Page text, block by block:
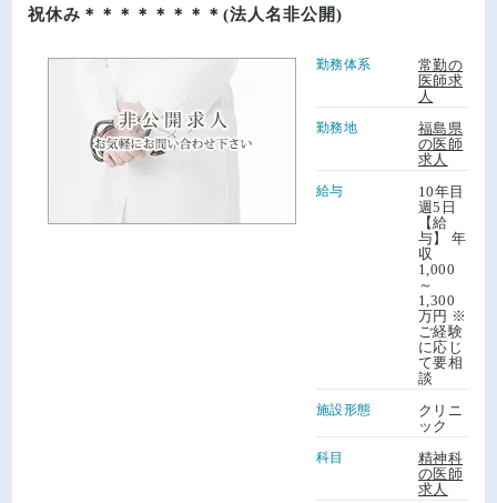
祝休み＊＊＊＊＊＊＊＊(法人名非公開)
勤務体系
常勤の
医師求
人
勤務地
福島県
の医師
求人
給与
10年目
週5日
【給
与】 年
収
1,000
～
1,300
万円 ※
ご経験
に応じ
て要相
談
施設形態
クリニ
ック
科目
精神科
の医師
求人